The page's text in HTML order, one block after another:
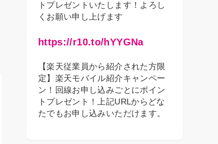
トプレゼントいたします！よろし
くお願い申し上げます
https://r10.to/hYYGNa
【楽天従業員から紹介された方限
定】楽天モバイル紹介キャンペー
ン！回線お申し込みごとにポイン
トプレゼント！上記URLからどな
たでもお申し込みいただけます。